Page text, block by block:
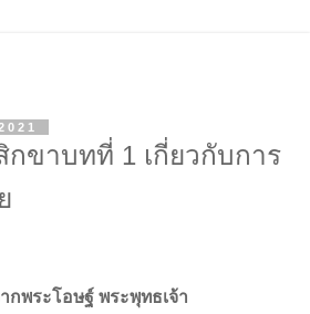
กขาบทที่ 1 เกี่ยวกับการ
กพระโอษฐ์ พระพุทธเจ้า